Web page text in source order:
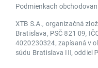
Podmienkach
XTB S.A., organizačná
Bratislava, PSČ 821 09,
4020230324, zapísaná v
súdu Bratislava III, oddiel